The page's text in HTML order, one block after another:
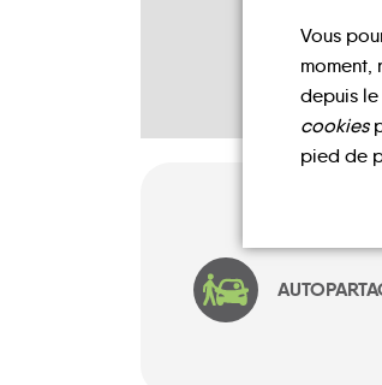
Vous
moment,
depuis le
cookies
pied de